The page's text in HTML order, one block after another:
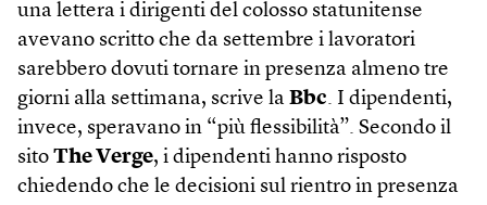
una lettera i dirigenti del colosso statunitense
avevano scritto che da settembre i lavoratori
sarebbero dovuti tornare in presenza almeno tre
giorni alla settimana, scrive la Bbc. I dipendenti,
invece, speravano in “più flessibilità”. Secondo il
sito The Verge, i dipendenti hanno risposto
chiedendo che le decisioni sul rientro in presenza